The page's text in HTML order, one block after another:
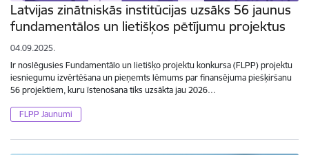
Latvijas zinātniskās institūcijas uzsāks 56 jaunus
fundamentālos un lietišķos pētījumu projektus
04.09.2025.
Ir noslēgusies Fundamentālo un lietišķo projektu konkursa (FLPP) projektu
iesniegumu izvērtēšana un pieņemts lēmums par finansējuma piešķiršanu
56 projektiem, kuru īstenošana tiks uzsākta jau 2026…
FLPP Jaunumi